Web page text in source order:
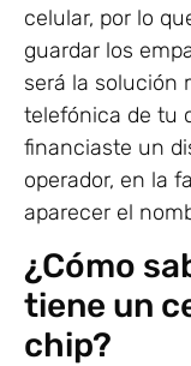
celular, por lo
guardar los
será la solución
telefónica de tu
financiaste un
operador, en la
aparecer el
¿Cómo
tiene un
chip?